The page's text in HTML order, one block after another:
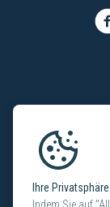
Ihre Privatsphäre